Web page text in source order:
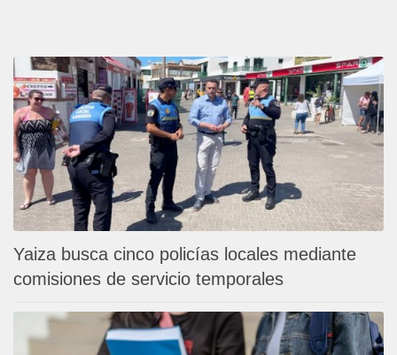
Yaiza busca cinco policías locales mediante
comisiones de servicio temporales